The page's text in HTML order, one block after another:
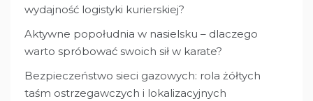
wydajność logistyki kurierskiej?
Aktywne popołudnia w nasielsku – dlaczego
warto spróbować swoich sił w karate?
Bezpieczeństwo sieci gazowych: rola żółtych
taśm ostrzegawczych i lokalizacyjnych